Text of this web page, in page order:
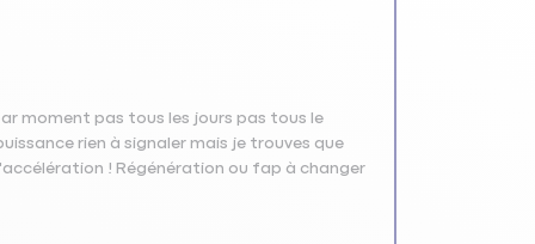
moment pas tous les jours pas tous le
rien à signaler mais je trouves que
! Régénération ou fap à changer